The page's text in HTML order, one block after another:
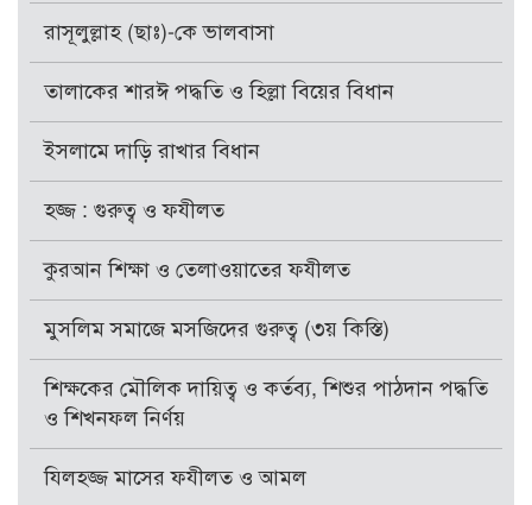
রাসূলুল্লাহ (ছাঃ)-কে ভালবাসা
তালাকের শারঈ পদ্ধতি ও হিল্লা বিয়ের বিধান
ইসলামে দাড়ি রাখার বিধান
হজ্জ : গুরুত্ব ও ফযীলত
কুরআন শিক্ষা ও তেলাওয়াতের ফযীলত
মুসলিম সমাজে মসজিদের গুরুত্ব (৩য় কিস্তি)
শিক্ষকের মৌলিক দায়িত্ব ও কর্তব্য, শিশুর পাঠদান পদ্ধতি
ও শিখনফল নির্ণয়
যিলহজ্জ মাসের ফযীলত ও আমল